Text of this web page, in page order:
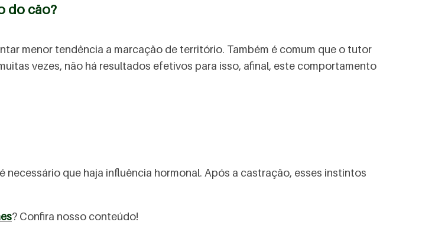
do cão?
menor tendência a marcação de território. Também é comum que o tutor
vezes, não há resultados efetivos para isso, afinal, este comportamento
que haja influência hormonal. Após a castração, esses instintos
? Confira nosso conteúdo!